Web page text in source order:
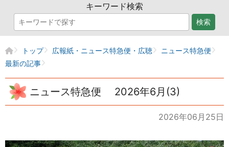
キーワード検索
検索
トップ 広報紙・ニュース特急便・広聴
ニュース特急便
最新の記事
ニュース特急便 2026年6月(3)
2026年06月25日